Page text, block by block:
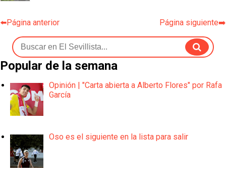
⬅️Página anterior Página siguiente➡️
Popular de la semana
Opinión | "Carta abierta a Alberto Flores" por Rafa
García
Oso es el siguiente en la lista para salir